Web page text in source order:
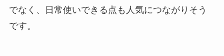
でなく、日常使いできる点も人気につながりそう
です。